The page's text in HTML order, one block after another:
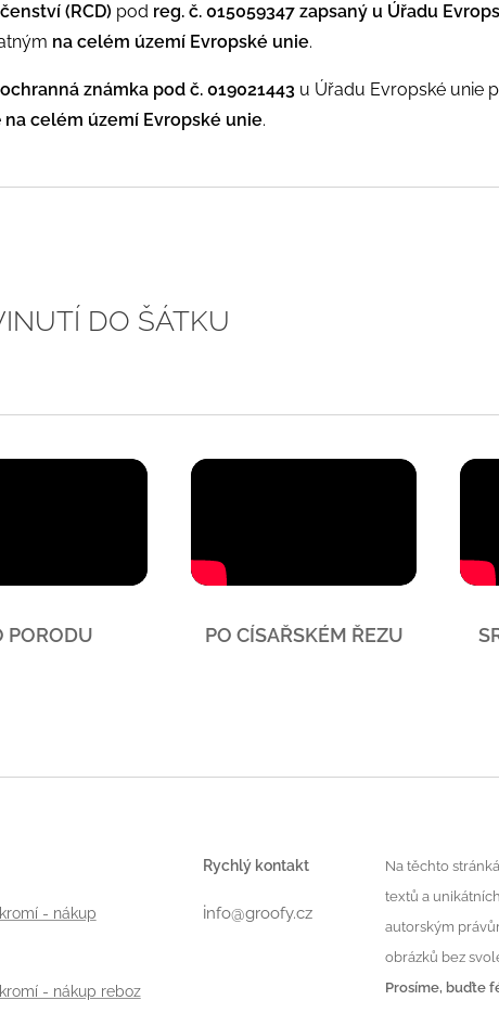
(RCD) pod reg. č. 015059347 zapsaný u Úřadu
na celém území Evropské unie.
známka pod č. 019021443 u Úřadu Evropské unie
na celém území Evropské unie.
DO ŠÁTKU
PORODU PO CÍSAŘSKÉM ŘEZU
- nákup
- nákup reboz
Rychlý kontakt
info@groofy.cz
Na těchto
textů a
autorským
obrázků bez
Prosíme, buďte